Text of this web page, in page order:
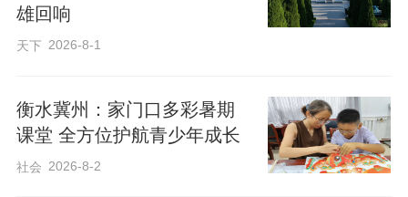
雄回响
天下 2026-8-1
衡水冀州：家门口多彩暑期
课堂 全方位护航青少年成长
社会 2026-8-2